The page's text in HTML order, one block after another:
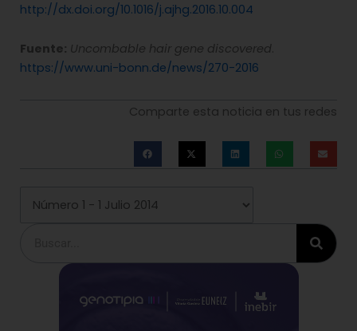
http://dx.doi.org/10.1016/j.ajhg.2016.10.004
Fuente: Uncombable hair gene discovered.
https://www.uni-bonn.de/news/270-2016
Comparte esta noticia en tus redes